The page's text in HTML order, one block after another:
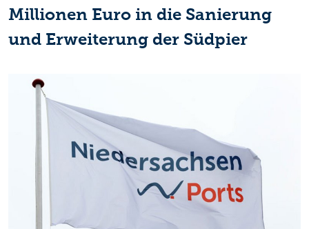
Millionen Euro in die Sanierung
und Erweiterung der Südpier